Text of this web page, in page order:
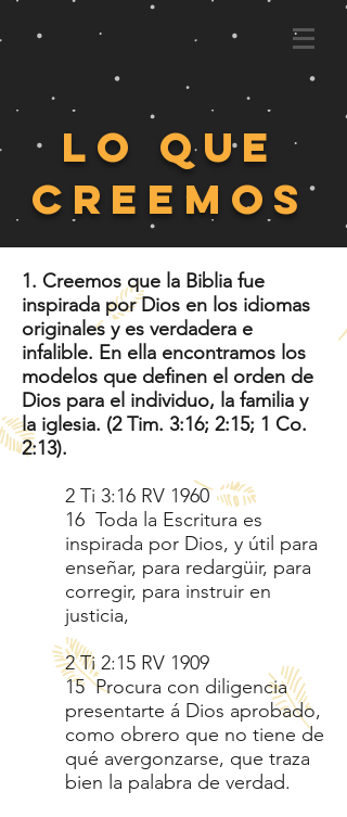
Lo Que
Creemos
1. Creemos que la Biblia fue
inspirada por Dios en los idiomas
originales y es verdadera e
infalible. En ella encontramos los
modelos que definen el orden de
Dios para el individuo, la familia y
la iglesia. (2 Tim. 3:16; 2:15; 1 Co.
2:13).
2 Ti 3:16 RV 1960
16 Toda la Escritura es
inspirada por Dios, y útil para
enseñar, para redargüir, para
corregir, para instruir en
justicia,
2 Ti 2:15 RV 1909
15 Procura con diligencia
presentarte á Dios aprobado,
como obrero que no tiene de
qué avergonzarse, que traza
bien la palabra de verdad.